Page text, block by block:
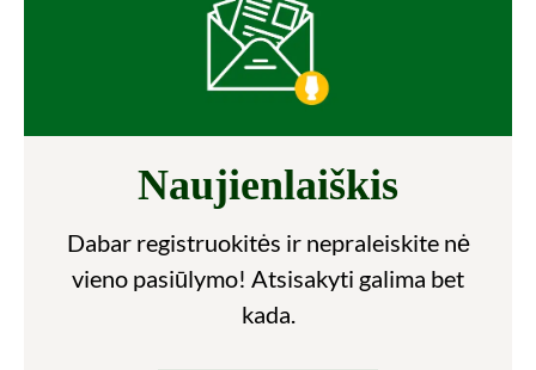
Naujienlaiškis
Dabar registruokitės ir nepraleiskite nė
vieno pasiūlymo! Atsisakyti galima bet
kada.